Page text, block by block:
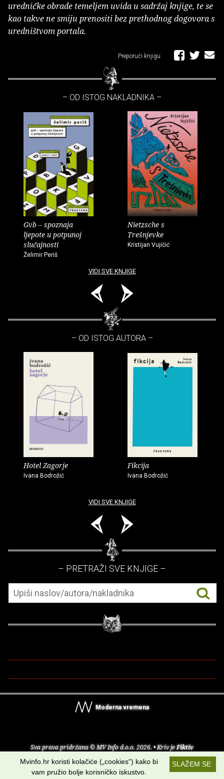
uredničke obrade temeljem uvida u sadržaj knjige, te se
kao takve ne smiju prenositi bez prethodnog dogovora s
uredništvom portala.
Preporuči knjigu
– OD ISTOG NAKLADNIKA –
Gvb – spoznaja
ljepote u potpunoj
slučajnosti
Želimir Periš
Nietzsche s
Trešnjevke
Kristijan Vujičić
VIDI SVE KNJIGE
– OD ISTOG AUTORA –
Hotel Zagorje
Ivana Bodrožić
Fikcija
Ivana Bodrožić
VIDI SVE KNJIGE
– PRETRAŽI SVE KNJIGE –
Moderna vremena
Sva prava pridržana © MV Info d.o.o. 2026. • Kriv jeFiktiv
O nama• Pomoć• Uvjeti korištenja•RSS kanaliSLAŽEM SE
Mvinfo.hr koristi kolačiće („cookies“) kako bi
vam pružio bolje korisničko iskustvo.